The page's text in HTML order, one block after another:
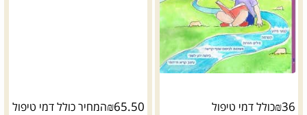
₪36 כולל דמי טיפול
₪65.50 המחיר כולל דמי טיפול